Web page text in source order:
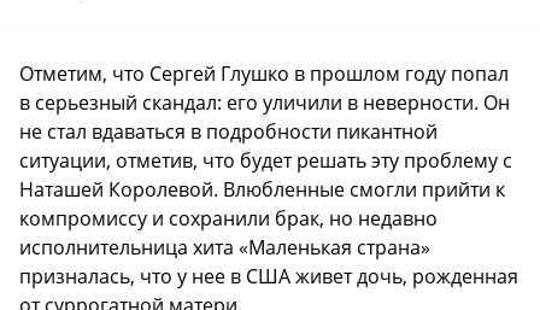
Отметим, что Сергей Глушко в прошлом году попал
в серьезный скандал: его уличили в неверности. Он
не стал вдаваться в подробности пикантной
ситуации, отметив, что будет решать эту проблему с
Наташей Королевой. Влюбленные смогли прийти к
компромиссу и сохранили брак, но недавно
исполнительница хита «Маленькая страна»
призналась, что у нее в США живет дочь, рожденная
от суррогатной матери.